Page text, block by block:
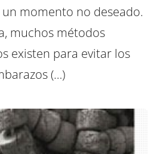
momento no deseado.
muchos métodos
existen para evitar los
(…)